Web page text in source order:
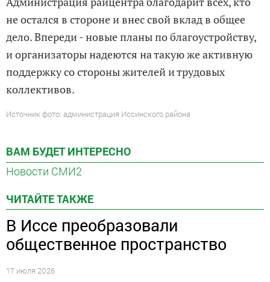
не остался в стороне и внес свой вклад в общее
дело. Впереди - новые планы по благоустройству,
и организаторы надеются на такую же активную
поддержку со стороны жителей и трудовых
коллективов.
Источник фото: администрация Иссинского района
ВАМ БУДЕТ ИНТЕРЕСНО
Новости СМИ2
ЧИТАЙТЕ ТАКЖЕ
В Иссе преобразовали
общественное пространство
17 июля 2026